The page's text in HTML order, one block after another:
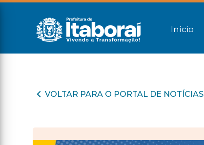
Início
VOLTAR PARA O PORTAL DE NOTÍCIAS